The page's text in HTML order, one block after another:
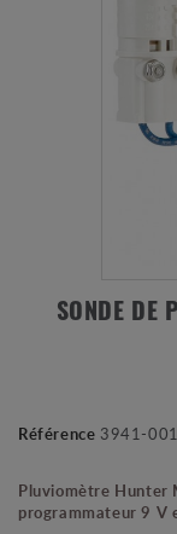
SONDE DE
Référence 3941-
Pluviomètre Hunter
programmateur 9 V